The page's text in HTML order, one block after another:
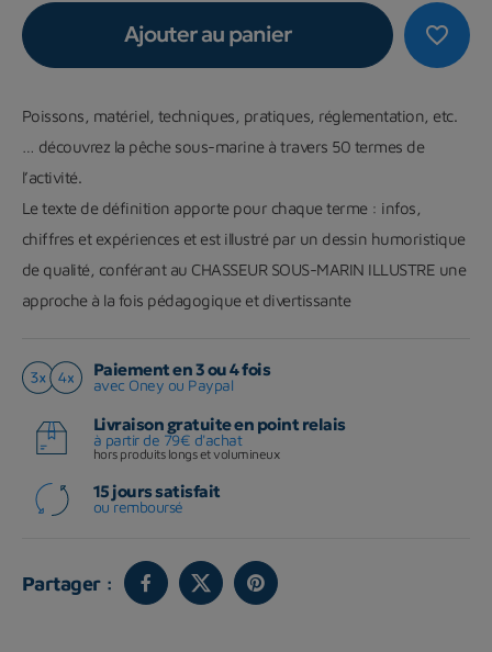
favorite_border
Ajouter au panier
Poissons, matériel, techniques, pratiques, réglementation, etc.
… découvrez la pêche sous-marine à travers 50 termes de
l’activité.
Le texte de définition apporte pour chaque terme : infos,
chiffres et expériences et est illustré par un dessin humoristique
de qualité, conférant au CHASSEUR SOUS-MARIN ILLUSTRE une
approche à la fois pédagogique et divertissante
Paiement en 3 ou 4 fois
avec Oney ou Paypal
Livraison gratuite en point relais
à partir de 79€ d'achat
hors produits longs et volumineux
15 jours satisfait
ou remboursé
Partager :